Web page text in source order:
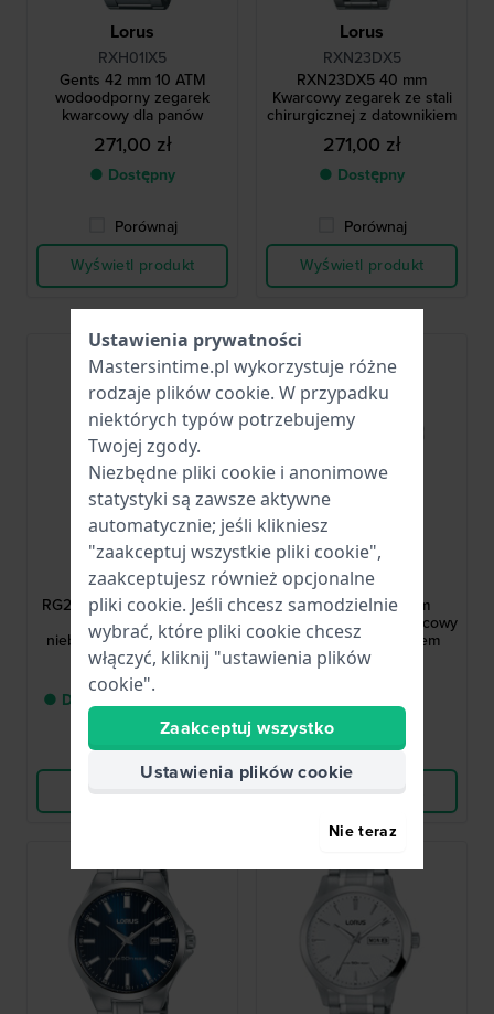
Lorus
RXH01IX5
Gents 42 mm 10 ATM
wodoodporny zegarek
kwarcowy dla panów
271,00 zł
● Dostępny
Porównaj
Wyświetl produkt
Lorus
RXN23DX5
RXN23DX5 40 mm
Kwarcowy zegarek ze stali
chirurgicznej z datownikiem
271,00 zł
● Dostępny
Porównaj
Wyświetl produkt
Lorus
RG253JX5
RG253JX5 30 mm Stalowy
damski zegarek z
niebieskimi wskazówkami
271,00 zł
● Dostawa od 3 do 5 dni
roboczych
Porównaj
Wyświetl produkt
Bestseller
Lorus
RH975JX5
RH975JX9 39.5 mm
Srebrno-niebieski kwarcowy
zegarek z datownikiem
271,00 zł
Porównaj
Wyświetl produkt
Ustawienia prywatności
Mastersintime.pl wykorzystuje różne
rodzaje plików cookie. W przypadku
niektórych typów potrzebujemy
Twojej zgody.
Niezbędne pliki cookie i anonimowe
statystyki są zawsze aktywne
automatycznie; jeśli klikniesz
"zaakceptuj wszystkie pliki cookie",
zaakceptujesz również opcjonalne
pliki cookie. Jeśli chcesz samodzielnie
wybrać, które pliki cookie chcesz
włączyć, kliknij "ustawienia plików
cookie".
Zaakceptuj wszystko
Ustawienia plików cookie
Nie teraz